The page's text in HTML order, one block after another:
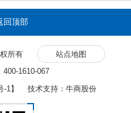
回顶部
所有
站点地图
400-1610-067
-1】 技术支持：牛商股份